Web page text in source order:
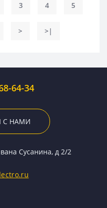
3 4 5
> >|
64-34
С НАМИ
Сусанина, д 2/2